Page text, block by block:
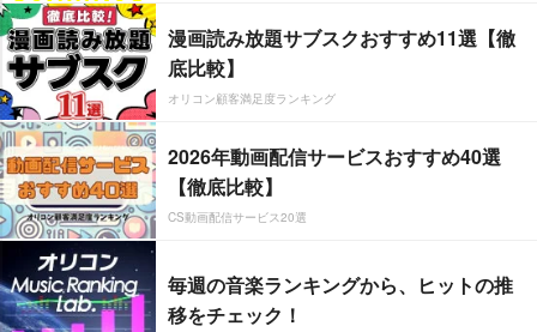
漫画読み放題サブスクおすすめ11選【徹
底比較】
オリコン顧客満足度ランキング
2026年動画配信サービスおすすめ40選
【徹底比較】
CS動画配信サービス20選
毎週の音楽ランキングから、ヒットの推
移をチェック！